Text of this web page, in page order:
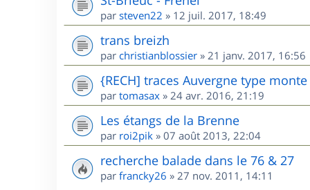
par steven22 » 12 juil. 2017, 18:49
trans breizh
par christianblossier » 21 janv. 2017, 16:56
{RECH] traces Auvergne type
par tomasax » 24 avr. 2016, 21:19
Les étangs de la Brenne
par roi2pik » 07 août 2013, 22:04
recherche balade dans le 76 & 27
par francky26 » 27 nov. 2011, 14:11